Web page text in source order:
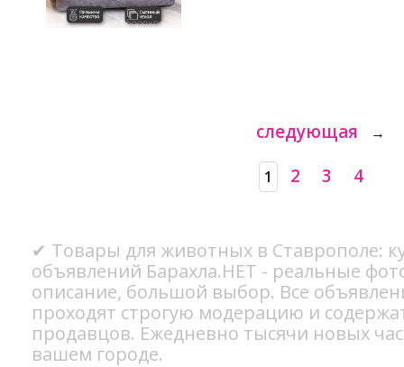
следующая →
1 2 3 4
✔ Товары для животных в Ставрополе:
объявлений Барахла.НЕТ - реальные
описание, большой выбор. Все
проходят строгую модерацию и
продавцов. Ежедневно тысячи новых
вашем городе.